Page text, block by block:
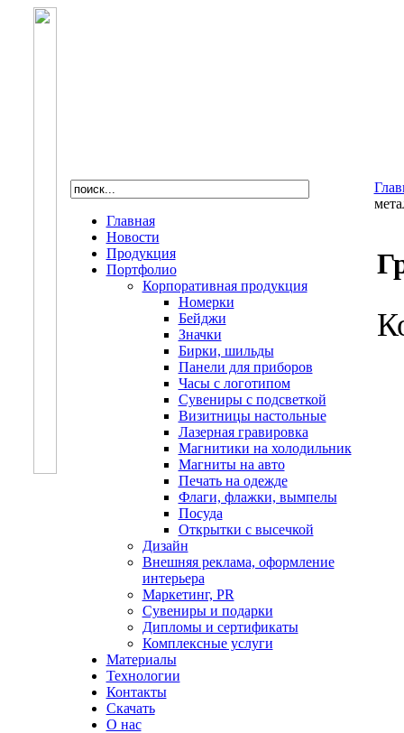
Главная
Новости
Продукция
Портфолио
Корпоративная продукция
Номерки
Бейджи
Значки
Бирки, шильды
Панели для приборов
Часы с логотипом
Сувениры с подсветкой
Визитницы настольные
Лазерная гравировка
Магнитики на холодильник
Магниты на авто
Печать на одежде
Флаги, флажки, вымпелы
Посуда
Открытки с высечкой
Дизайн
Внешняя реклама, оформление
интерьера
Маркетинг, PR
Сувениры и подарки
Дипломы и сертификаты
Комплексные услуги
Материалы
Технологии
Контакты
Скачать
О нас